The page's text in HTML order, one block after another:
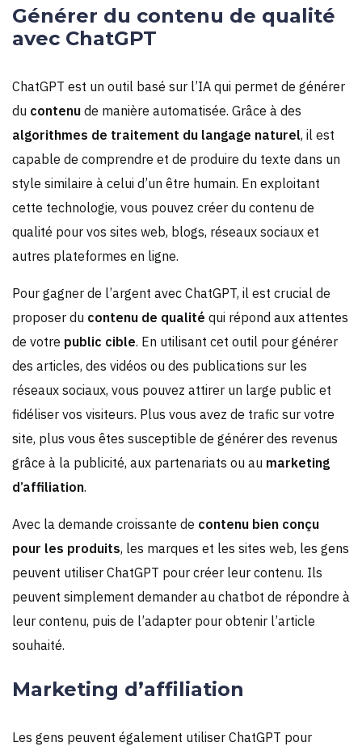
Générer du contenu de qualité
avec ChatGPT
ChatGPT est un outil basé sur l’IA qui permet de générer
du contenu de manière automatisée. Grâce à des
algorithmes de traitement du langage naturel, il est
capable de comprendre et de produire du texte dans un
style similaire à celui d’un être humain. En exploitant
cette technologie, vous pouvez créer du contenu de
qualité pour vos sites web, blogs, réseaux sociaux et
autres plateformes en ligne.
Pour gagner de l’argent avec ChatGPT, il est crucial de
proposer du contenu de qualité qui répond aux attentes
de votre public cible. En utilisant cet outil pour générer
des articles, des vidéos ou des publications sur les
réseaux sociaux, vous pouvez attirer un large public et
fidéliser vos visiteurs. Plus vous avez de trafic sur votre
site, plus vous êtes susceptible de générer des revenus
grâce à la publicité, aux partenariats ou au marketing
d’affiliation.
Avec la demande croissante de contenu bien conçu
pour les produits, les marques et les sites web, les gens
peuvent utiliser ChatGPT pour créer leur contenu. Ils
peuvent simplement demander au chatbot de répondre à
leur contenu, puis de l’adapter pour obtenir l’article
souhaité.
Marketing d’affiliation
Les gens peuvent également utiliser ChatGPT pour